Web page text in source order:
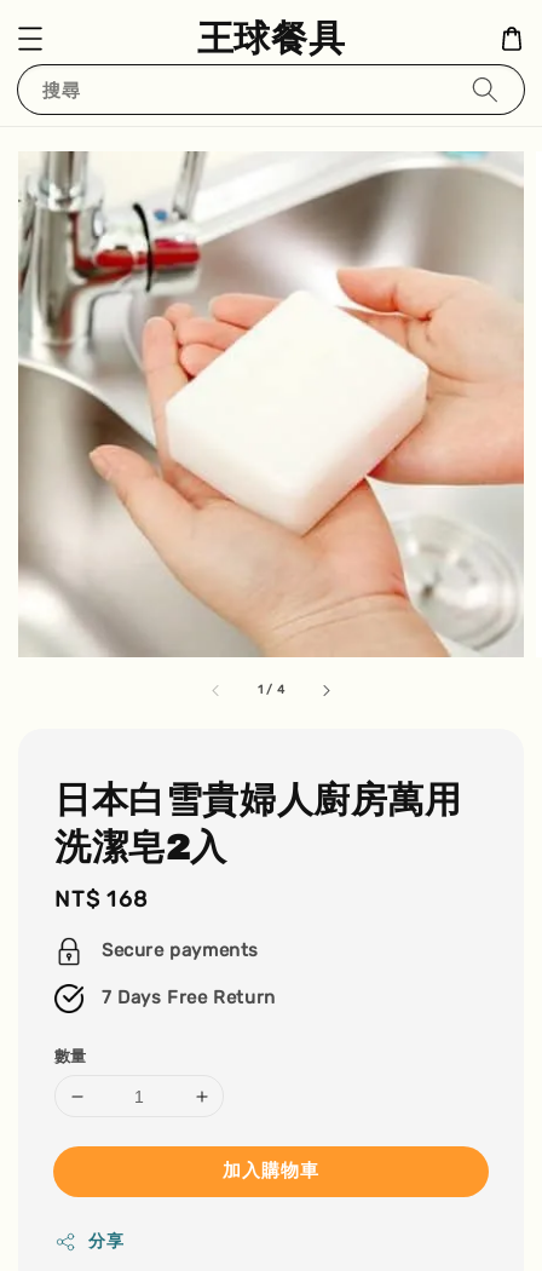
王球餐具
搜尋
1 / 4
日本白雪貴婦人廚房萬用
洗潔皂2入
Regular
price
NT$ 168
Secure payments
7 Days Free Return
數量
加入購物車
分享